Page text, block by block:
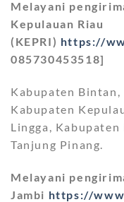
Melayani
Kepulauan Riau
(KEPRI) https://
085730453518]
Kabupaten
Kabupaten
Lingga, Kabupaten
Tanjung Pinang.
Melayani
Jambi https://